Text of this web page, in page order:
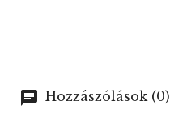
Hozzászólások (0)